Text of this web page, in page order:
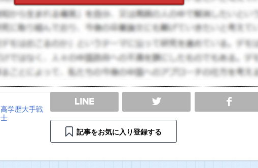
高学歴大手戦
士
SHARE
記事をお気に入り登録する